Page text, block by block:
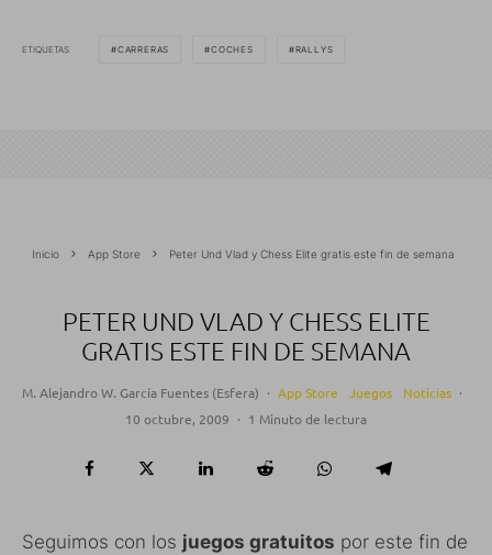
ETIQUETAS CARRERAS COCHES RALLYS
Inicio App Store Peter Und Vlad y Chess Elite gratis este fin de semana
PETER UND VLAD Y CHESS ELITE
GRATIS ESTE FIN DE SEMANA
M. Alejandro W. García Fuentes (Esfera) · App Store Juegos Noticias ·
10 octubre, 2009 · 1 Minuto de lectura
Seguimos con los juegos gratuitos por este fin de